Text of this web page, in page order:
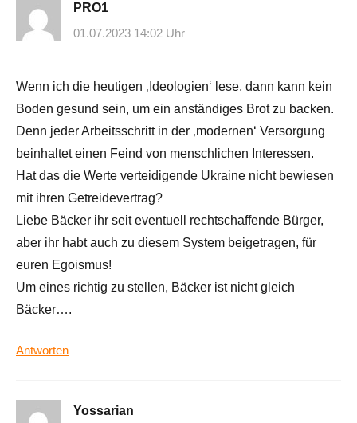
PRO1
01.07.2023 14:02 Uhr
Wenn ich die heutigen ‚Ideologien‘ lese, dann kann kein
Boden gesund sein, um ein anständiges Brot zu backen.
Denn jeder Arbeitsschritt in der ‚modernen‘ Versorgung
beinhaltet einen Feind von menschlichen Interessen.
Hat das die Werte verteidigende Ukraine nicht bewiesen
mit ihren Getreidevertrag?
Liebe Bäcker ihr seit eventuell rechtschaffende Bürger,
aber ihr habt auch zu diesem System beigetragen, für
euren Egoismus!
Um eines richtig zu stellen, Bäcker ist nicht gleich
Bäcker….
Antworten
Yossarian